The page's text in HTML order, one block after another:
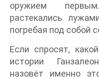
оружием
растекались
погребая под собой
Если спросят,
истории
назовёт именно